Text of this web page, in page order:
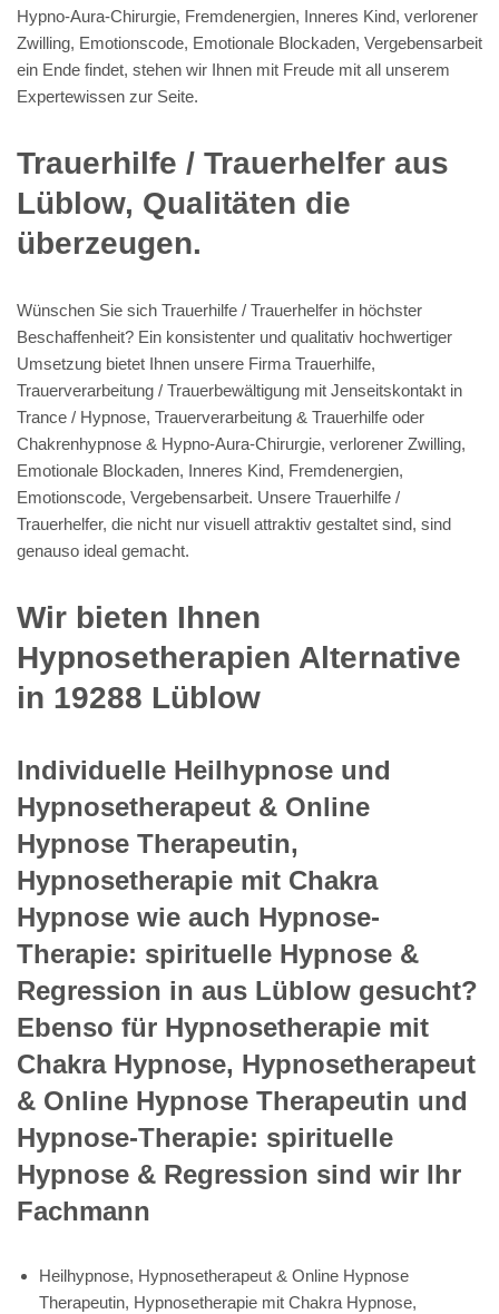
Hypno-Aura-Chirurgie, Fremdenergien, Inneres Kind, verlorener
Zwilling, Emotionscode, Emotionale Blockaden, Vergebensarbeit
ein Ende findet, stehen wir Ihnen mit Freude mit all unserem
Expertewissen zur Seite.
Trauerhilfe / Trauerhelfer aus
Lüblow, Qualitäten die
überzeugen.
Wünschen Sie sich Trauerhilfe / Trauerhelfer in höchster
Beschaffenheit? Ein konsistenter und qualitativ hochwertiger
Umsetzung bietet Ihnen unsere Firma Trauerhilfe,
Trauerverarbeitung / Trauerbewältigung mit Jenseitskontakt in
Trance / Hypnose, Trauerverarbeitung & Trauerhilfe oder
Chakrenhypnose & Hypno-Aura-Chirurgie, verlorener Zwilling,
Emotionale Blockaden, Inneres Kind, Fremdenergien,
Emotionscode, Vergebensarbeit. Unsere Trauerhilfe /
Trauerhelfer, die nicht nur visuell attraktiv gestaltet sind, sind
genauso ideal gemacht.
Wir bieten Ihnen
Hypnosetherapien Alternative
in 19288 Lüblow
Individuelle Heilhypnose und
Hypnosetherapeut & Online
Hypnose Therapeutin,
Hypnosetherapie mit Chakra
Hypnose wie auch Hypnose-
Therapie: spirituelle Hypnose &
Regression in aus Lüblow gesucht?
Ebenso für Hypnosetherapie mit
Chakra Hypnose, Hypnosetherapeut
& Online Hypnose Therapeutin und
Hypnose-Therapie: spirituelle
Hypnose & Regression sind wir Ihr
Fachmann
Heilhypnose, Hypnosetherapeut & Online Hypnose
Therapeutin, Hypnosetherapie mit Chakra Hypnose,